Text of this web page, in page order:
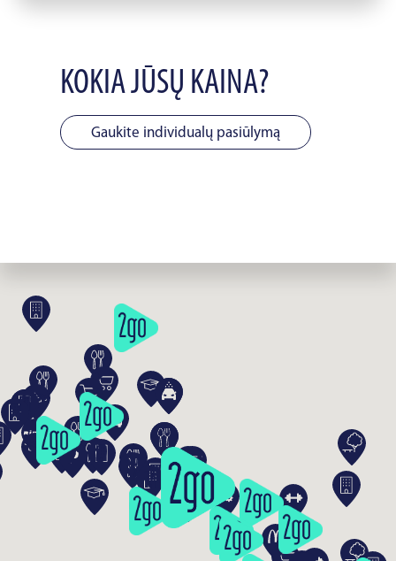
KOKIA JŪSŲ KAINA?
Gaukite individualų pasiūlymą